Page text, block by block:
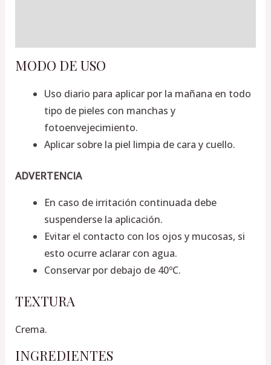
MODO DE USO
Uso diario para aplicar por la mañana en todo
tipo de pieles con manchas y
fotoenvejecimiento.
Aplicar sobre la piel limpia de cara y cuello.
ADVERTENCIA
En caso de irritación continuada debe
suspenderse la aplicación.
Evitar el contacto con los ojos y mucosas, si
esto ocurre aclarar con agua.
Conservar por debajo de 40ºC.
TEXTURA
Crema.
INGREDIENTES